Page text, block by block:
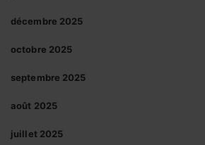
décembre 2025
octobre 2025
septembre 2025
août 2025
juillet 2025